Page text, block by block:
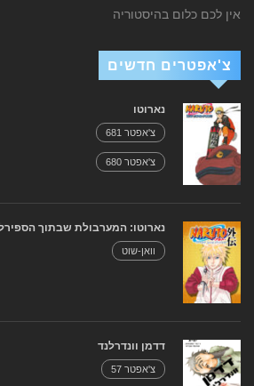
אין לכם כלום בהיסטוריה
צ'אפטרים חדשים
נארוטו
צ'אפטר 681
צ'אפטר 680
נארוטו: המערבולת שבתוך
וואן-שוט
דדמן וונדרלנד
צ'אפטר 57